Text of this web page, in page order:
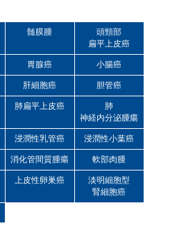
髄膜腫
頭頸部
扁平上皮癌
胃腺癌 小腸癌
肝細胞癌 胆管癌
肺扁平上皮癌
肺
神経内分泌腫瘍
浸潤性乳管癌 浸潤性小葉癌
消化管間質腫瘍 軟部肉腫
上皮性卵巣癌
淡明細胞型
腎細胞癌